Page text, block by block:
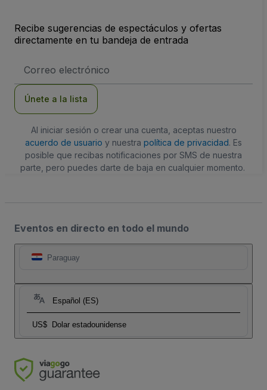
Recibe sugerencias de espectáculos y ofertas
directamente en tu bandeja de entrada
de
Únete a la lista
Al iniciar sesión o crear una cuenta, aceptas nuestro
acuerdo de usuario y nuestra política de privacidad. Es
posible que recibas notificaciones por SMS de nuestra
parte, pero puedes darte de baja en cualquier momento.
Eventos en directo en todo el mundo
Paraguay
Español (ES)
US$ Dolar estadounidense